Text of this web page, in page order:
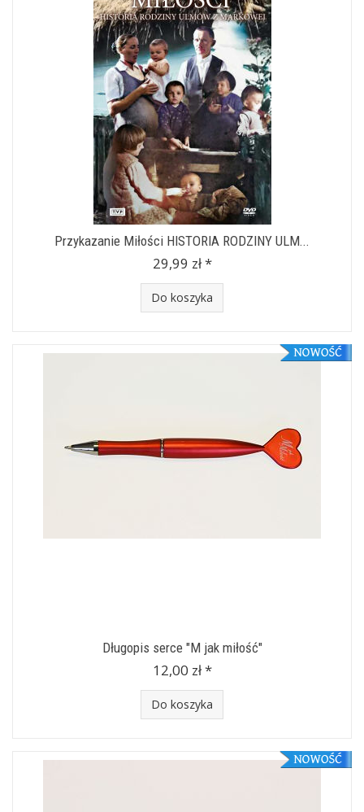
Przykazanie Miłości HISTORIA RODZINY ULM...
29,99 zł *
Do koszyka
Długopis serce "M jak miłość"
12,00 zł *
Do koszyka